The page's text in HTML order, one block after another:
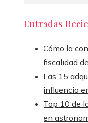
Entradas
Cómo la
fiscalidad
Las 15
influencia
Top 10 de
en